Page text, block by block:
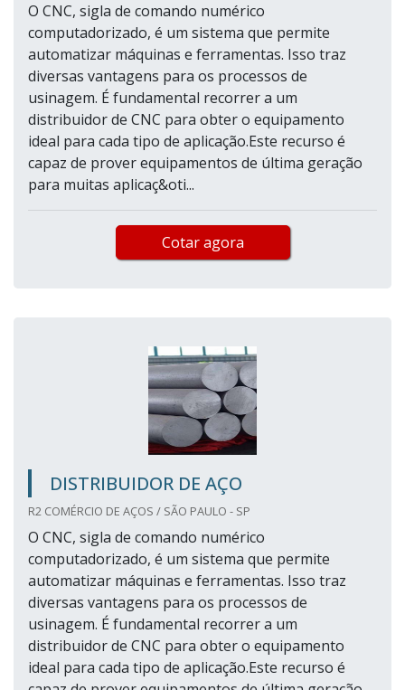
O CNC, sigla de comando numérico
computadorizado, é um sistema que permite
automatizar máquinas e ferramentas. Isso traz
diversas vantagens para os processos de
usinagem. É fundamental recorrer a um
distribuidor de CNC para obter o equipamento
ideal para cada tipo de aplicação.Este recurso é
capaz de prover equipamentos de última geração
para muitas aplicaç&oti...
Cotar agora
DISTRIBUIDOR DE AÇO
R2 COMÉRCIO DE AÇOS / SÃO PAULO - SP
O CNC, sigla de comando numérico
computadorizado, é um sistema que permite
automatizar máquinas e ferramentas. Isso traz
diversas vantagens para os processos de
usinagem. É fundamental recorrer a um
distribuidor de CNC para obter o equipamento
ideal para cada tipo de aplicação.Este recurso é